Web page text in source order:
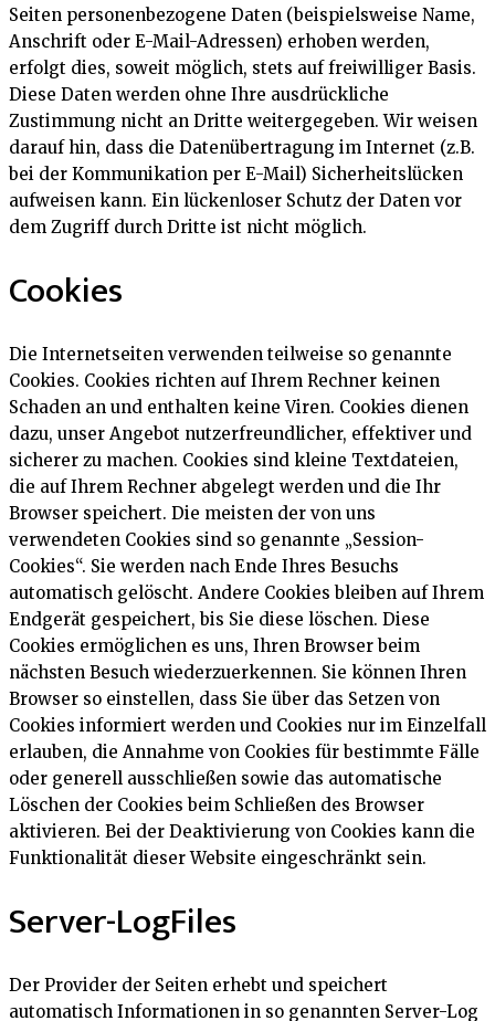
Seiten personenbezogene Daten (beispielsweise Name,
Anschrift oder E-Mail-Adressen) erhoben werden,
erfolgt dies, soweit möglich, stets auf freiwilliger Basis.
Diese Daten werden ohne Ihre ausdrückliche
Zustimmung nicht an Dritte weitergegeben. Wir weisen
darauf hin, dass die Datenübertragung im Internet (z.B.
bei der Kommunikation per E-Mail) Sicherheitslücken
aufweisen kann. Ein lückenloser Schutz der Daten vor
dem Zugriff durch Dritte ist nicht möglich.
Cookies
Die Internetseiten verwenden teilweise so genannte
Cookies. Cookies richten auf Ihrem Rechner keinen
Schaden an und enthalten keine Viren. Cookies dienen
dazu, unser Angebot nutzerfreundlicher, effektiver und
sicherer zu machen. Cookies sind kleine Textdateien,
die auf Ihrem Rechner abgelegt werden und die Ihr
Browser speichert. Die meisten der von uns
verwendeten Cookies sind so genannte „Session-
Cookies“. Sie werden nach Ende Ihres Besuchs
automatisch gelöscht. Andere Cookies bleiben auf Ihrem
Endgerät gespeichert, bis Sie diese löschen. Diese
Cookies ermöglichen es uns, Ihren Browser beim
nächsten Besuch wiederzuerkennen. Sie können Ihren
Browser so einstellen, dass Sie über das Setzen von
Cookies informiert werden und Cookies nur im Einzelfall
erlauben, die Annahme von Cookies für bestimmte Fälle
oder generell ausschließen sowie das automatische
Löschen der Cookies beim Schließen des Browser
aktivieren. Bei der Deaktivierung von Cookies kann die
Funktionalität dieser Website eingeschränkt sein.
Server-LogFiles
Der Provider der Seiten erhebt und speichert
automatisch Informationen in so genannten Server-Log